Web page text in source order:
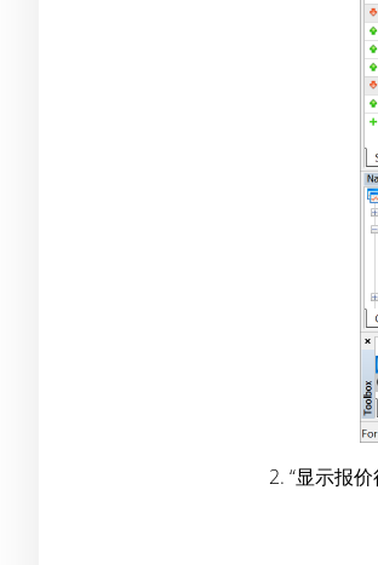
2. “显示报